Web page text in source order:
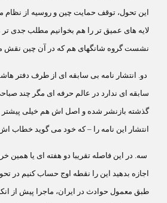
این تحول، توقف حمایت چین و روسیه از
لایه های عمیق تر را هم بخوانیم مطلب جدی
نشست گروه شانگهای هم که در آن چین نقش
دو.
انتشار نامه بی سابقه ای از طرف دفتر
سابقه ای ندارد در عالم حرفه ای مگر چند
گذشته بازنشر شده و اصل اش هم خیلی پیشتر
انتشار این نامه را –که خود می گوید خطاب
سه.
اجازه بدهید این را نقطه اوج حساب کنیم در
طبق معمول حوادث در ایران، ماجرا پیش از